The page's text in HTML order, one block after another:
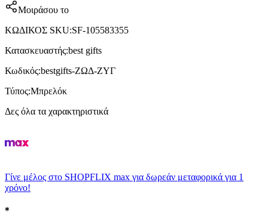
Μοιράσου το
ΚΩΔΙΚΟΣ SKU:SF-105583355
Κατασκευαστής:best gifts
Κωδικός:bestgifts-ΖΩΔ-ΖΥΓ
Τύπος:Μπρελόκ
Δες όλα τα χαρακτηριστικά
Γίνε μέλος στο SHOPFLIX max για δωρεάν μεταφορικά για 1
χρόνο!